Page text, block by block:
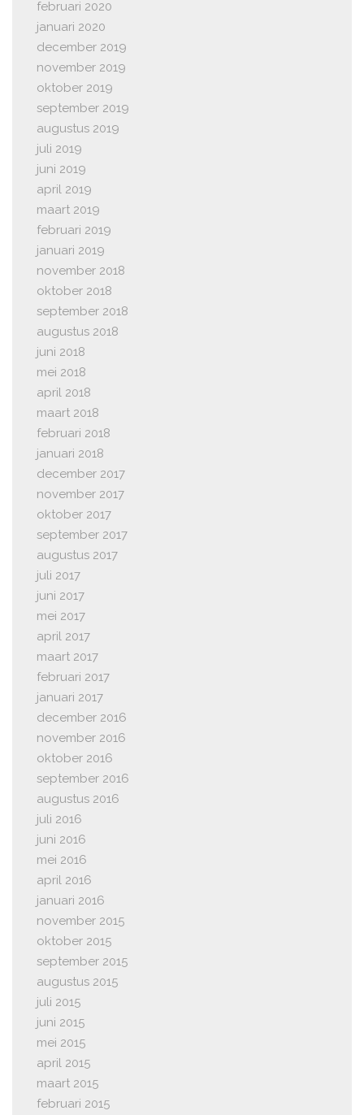
februari 2020
januari 2020
december 2019
november 2019
oktober 2019
september 2019
augustus 2019
juli 2019
juni 2019
april 2019
maart 2019
februari 2019
januari 2019
november 2018
oktober 2018
september 2018
augustus 2018
juni 2018
mei 2018
april 2018
maart 2018
februari 2018
januari 2018
december 2017
november 2017
oktober 2017
september 2017
augustus 2017
juli 2017
juni 2017
mei 2017
april 2017
maart 2017
februari 2017
januari 2017
december 2016
november 2016
oktober 2016
september 2016
augustus 2016
juli 2016
juni 2016
mei 2016
april 2016
januari 2016
november 2015
oktober 2015
september 2015
augustus 2015
juli 2015
juni 2015
mei 2015
april 2015
maart 2015
februari 2015